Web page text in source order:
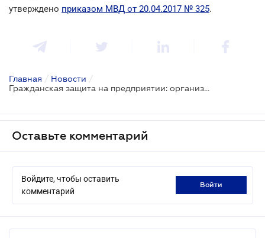
утверждено приказом МВД от 20.04.2017 № 325.
Главная / Новости /
Гражданская защита на предприятии: организация по-новому
Оставьте комментарий
Войдите, чтобы оставить
комментарий
войти